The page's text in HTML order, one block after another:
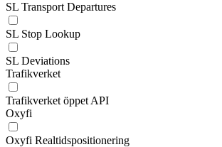
SL Transport Departures
SL Stop Lookup
SL Deviations
Trafikverket
Trafikverket öppet API
Oxyfi
Oxyfi Realtidspositionering